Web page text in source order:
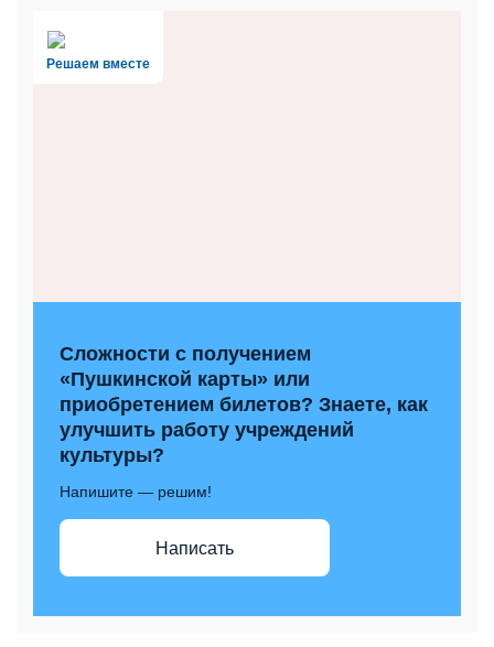
Решаем вместе
Сложности с получением
«Пушкинской карты» или
приобретением билетов? Знаете, как
улучшить работу учреждений
культуры?
Напишите — решим!
Написать